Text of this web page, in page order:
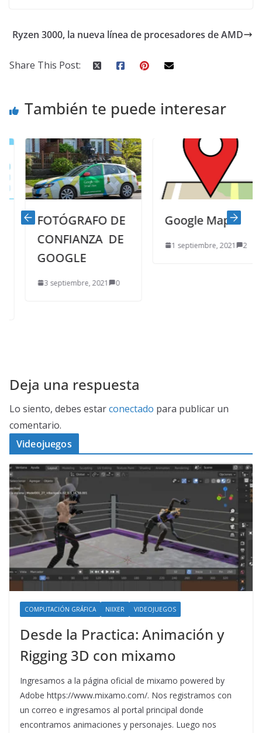
Ryzen 3000, la nueva línea de procesadores de AMD
Share This Post:
También te puede interesar
FOTÓGRAFO DE
CONFIANZA DE
GOOGLE
3 septiembre, 2021 0
Google Maps
1 septiembre, 2021 2
Deja una respuesta
Lo siento, debes estarconectado para publicar un
comentario.
Videojuegos
COMPUTACIÓN GRÁFICA NIIXER VIDEOJUEGOS
Desde la Practica: Animación y
Rigging 3D con mixamo
Ingresamos a la página oficial de mixamo powered by
Adobe https://www.mixamo.com/. Nos registramos con
un correo e ingresamos al portal principal donde
encontramos animaciones y personajes. Luego nos